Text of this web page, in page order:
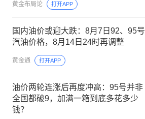
黄金布局论 打开APP
国内油价或迎大跌：8月7日92、95号
汽油价格，8月14日24时再调整
黄金通 打开APP
油价两轮连涨后再度冲高：95号并非
全国都破9，加满一箱到底多花多少
钱？